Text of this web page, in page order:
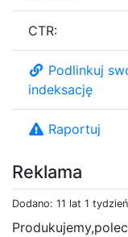
Reklama
Dodano: 11 lat 1
CTR:
Podlinkuj
indeksację
Raportuj